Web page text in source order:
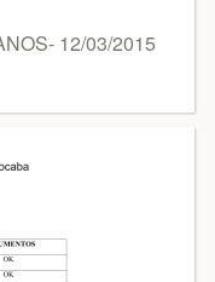
12/03/2015